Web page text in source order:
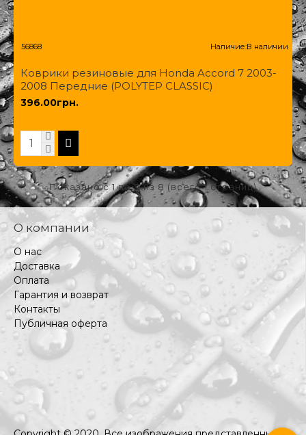
56868 Наличие:В наличии
Коврики резиновые для Honda Accord 7 2003-
2008 Передние (POLYTEP CLASSIC)
396.00грн.
Показано с 1 по 8 из 8 (всего 1 страниц)
О компании
О нас
Доставка
Оплата
Гарантия и возврат
Контакты
Публичная оферта